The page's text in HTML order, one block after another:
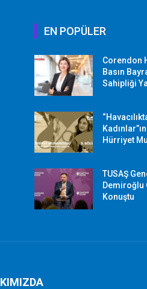
EN POPÜLER
Corendon
Basın
Sahipliği
Hürriyet
TUSAŞ
Demiroğlu
Konuştu